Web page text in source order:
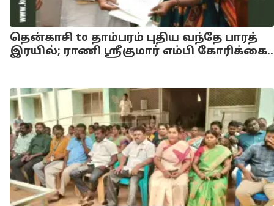
தென்காசி to தாம்பரம் புதிய வந்தே பாரத்
இரயில்; ராணி ஸ்ரீகுமார் எம்பி கோரிக்கை..